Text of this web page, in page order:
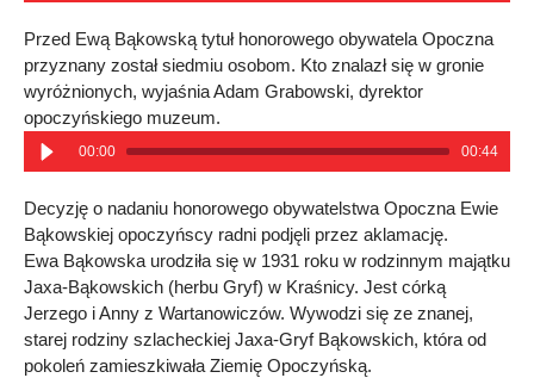
Przed Ewą Bąkowską tytuł honorowego obywatela Opoczna
przyznany został siedmiu osobom. Kto znalazł się w gronie
wyróżnionych, wyjaśnia Adam Grabowski, dyrektor
opoczyńskiego muzeum.
00:00 00:44
Decyzję o nadaniu honorowego obywatelstwa Opoczna Ewie
Bąkowskiej opoczyńscy radni podjęli przez aklamację.
Ewa Bąkowska urodziła się w 1931 roku w rodzinnym majątku
Jaxa-Bąkowskich (herbu Gryf) w Kraśnicy. Jest córką
Jerzego i Anny z Wartanowiczów. Wywodzi się ze znanej,
starej rodziny szlacheckiej Jaxa-Gryf Bąkowskich, która od
pokoleń zamieszkiwała Ziemię Opoczyńską.